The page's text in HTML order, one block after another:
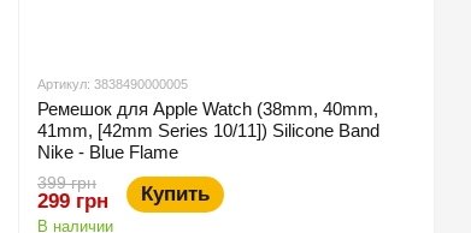
Артикул: 3838490000005
Ремешок для Apple Watch (38mm, 40mm,
41mm, [42mm Series 10/11]) Silicone Band
Nike - Blue Flame
399 грн
299 грн Купить
В наличии